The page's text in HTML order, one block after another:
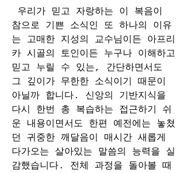
참으로 기쁜 소식인 또 하나의 이유
는 고매한 지성의 교수님이든 아프리
카 시골의 토인이든 누구나 이해하고
믿고 누릴 수 있는, 간단하면서도
그 깊이가 무한한 소식이기 때문이
아닐까 합니다. 신앙의 기반지식을
다시 한번 총 복습하는 접근하기 쉬
운 내용이면서도 한편 예전에는 놓쳤
던 귀중한 깨달음이 매시간 새롭게
다가오는 살아있는 말씀의 능력을 실
감했습니다. 전체 과정을 돌아볼 때